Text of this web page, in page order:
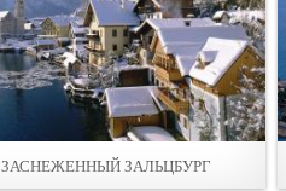
ЗАСНЕЖЕННЫЙ ЗАЛЬЦБУРГ